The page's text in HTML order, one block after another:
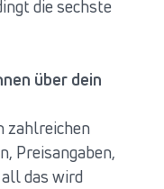
die sechste
über dein
zahlreichen
Preisangaben,
das wird